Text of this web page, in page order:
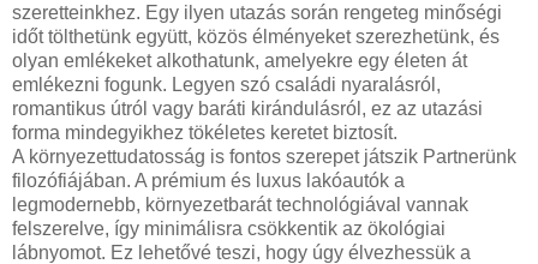
szeretteinkhez. Egy ilyen utazás során rengeteg minőségi
időt tölthetünk együtt, közös élményeket szerezhetünk, és
olyan emlékeket alkothatunk, amelyekre egy életen át
emlékezni fogunk. Legyen szó családi nyaralásról,
romantikus útról vagy baráti kirándulásról, ez az utazási
forma mindegyikhez tökéletes keretet biztosít.
A környezettudatosság is fontos szerepet játszik Partnerünk
filozófiájában. A prémium és luxus lakóautók a
legmodernebb, környezetbarát technológiával vannak
felszerelve, így minimálisra csökkentik az ökológiai
lábnyomot. Ez lehetővé teszi, hogy úgy élvezhessük a